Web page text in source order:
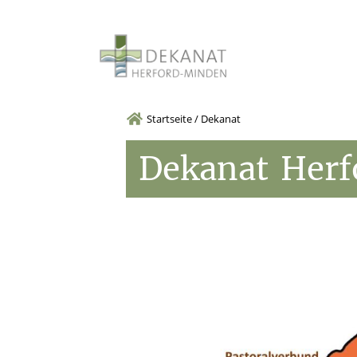
Startseite/ Dekanat
Dekanat